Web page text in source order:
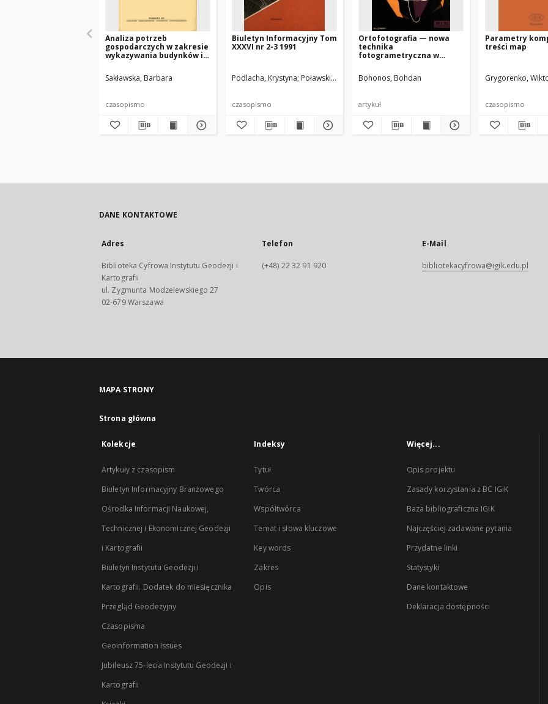
Analiza potrzeb
gospodarczych w zakresie
wykazywania budynków i
architektury w treści
mapy zasadniczej
Sakławska, Barbara
czasopismo
Biuletyn Informacyjny Tom
XXXVI nr 2-3 1991
Podlacha, Krystyna Poławski, Zenon Szeliga, Karol Deumlich, F. Seibert, A.
czasopismo
Ortofotografia — nowa
technika
fotogrametryczna w
opracowania mapy
zasadniczej
Bohonos, Bohdan
artykuł
Parametry
treści map
Grygorenko,
czasopismo
DANE KONTAKTOWE
Adres
Biblioteka Cyfrowa Instytutu Geodezji i
Kartografii
ul. Zygmunta Modzelewskiego 27
02-679 Warszawa
Telefon
(+48) 22 32 91 920
E-Mail
bibliotekacyfrowa@igik.edu.pl
MAPA STRONY
Strona główna
Kolekcje
Artykuły z czasopism
Biuletyn Informacyjny Branżowego
Ośrodka Informacji Naukowej,
Technicznej i Ekonomicznej Geodezji
i Kartografii
Biuletyn Instytutu Geodezji i
Kartografii. Dodatek do miesięcznika
Przegląd Geodezyjny
Czasopisma
Geoinformation Issues
Jubileusz 75-lecia Instytutu Geodezji i
Kartografii
Indeksy
Tytuł
Twórca
Współtwórca
Temat i słowa kluczowe
Key words
Zakres
Opis
Więcej...
Opis projektu
Zasady korzystania z BC IGiK
Baza bibliograficzna IGiK
Najczęściej zadawane pytania
Przydatne linki
Statystyki
Dane kontaktowe
Deklaracja dostępności